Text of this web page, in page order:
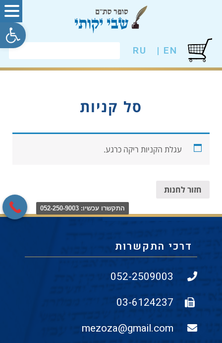
פתח
EN |
RU
סל קניות
עגלת הקניות ריקה כרגע.
חזור לחנות
דרכי התקשרות
052-2509003
03-6124237
mezoza@gmail.com
התקשרו עכשיו: 052-250-9003